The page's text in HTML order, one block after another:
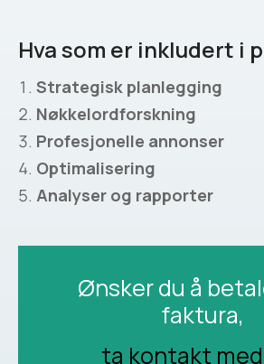
Hva som er inkludert i
Strategisk planlegging
Nøkkelordforskning
Profesjonelle annonser
Optimalisering
Analyser og rapporter
Ønsker du å
faktura,
ta kontakt